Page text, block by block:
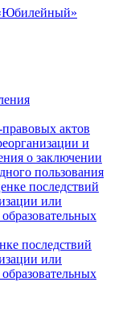
актов
и
о заключении
пользования
последствий
или
последствий
или